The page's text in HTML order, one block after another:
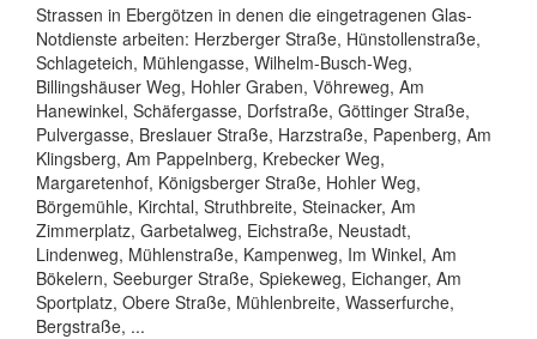
Strassen in Ebergötzen in denen die eingetragenen Glas-
Notdienste arbeiten: Herzberger Straße, Hünstollenstraße,
Schlageteich, Mühlengasse, Wilhelm-Busch-Weg,
Billingshäuser Weg, Hohler Graben, Vöhreweg, Am
Hanewinkel, Schäfergasse, Dorfstraße, Göttinger Straße,
Pulvergasse, Breslauer Straße, Harzstraße, Papenberg, Am
Klingsberg, Am Pappelnberg, Krebecker Weg,
Margaretenhof, Königsberger Straße, Hohler Weg,
Börgemühle, Kirchtal, Struthbreite, Steinacker, Am
Zimmerplatz, Garbetalweg, Eichstraße, Neustadt,
Lindenweg, Mühlenstraße, Kampenweg, Im Winkel, Am
Bökelern, Seeburger Straße, Spiekeweg, Eichanger, Am
Sportplatz, Obere Straße, Mühlenbreite, Wasserfurche,
Bergstraße, ...